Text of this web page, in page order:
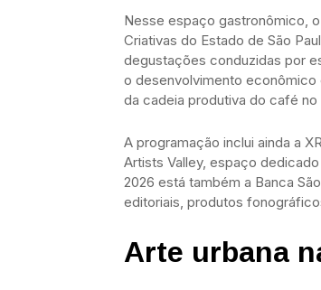
Nesse espaço gastronômico,
Criativas do Estado de São
degustações conduzidas por
o desenvolvimento econômico
da cadeia produtiva do café no
A programação inclui ainda a
Artists Valley, espaço
2026 está também a Banca
editoriais, produtos
Arte urbana